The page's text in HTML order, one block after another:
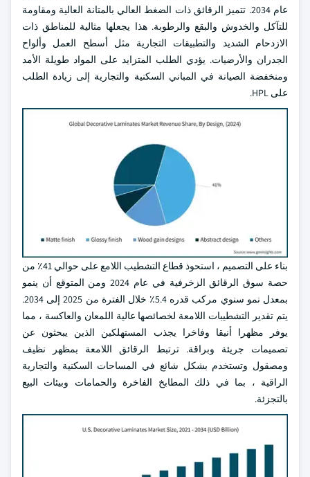
عام 2034. تتميز الرقائق ذات الضغط العالي بالمتانة العالية ومقاومة
للتآكل والخدوش والبقع والرطوبة. هذا يجعلها مثالية للمناطق ذات
الازدحام الشديد والتطبيقات التجارية مثل أسطح العمل وألواح
الجدران والأرضيات. يؤدي الطلب المتزايد على المواد طويلة الأمد
ومنخفضة الصيانة في المباني السكنية والتجارية إلى زيادة الطلب
على HPL.
بناء على التصميم ، استحوذ قطاع التشطيب اللامع على حوالي 41٪ من
حصة سوق الرقائق الزخرفية في عام 2024 ومن المتوقع أن ينمو
بمعدل نمو سنوي مركب قدره 5.4٪ خلال الفترة من 2025 إلى 2034.
يتم تقدير التشطيبات اللامعة لخصائصها عالية اللمعان والعاكسة ، مما
يوفر مظهرا أنيقا وفاخرا يجذب المستهلكين الذين يبحثون عن
تصميمات جريئة وبراقة. ترتبط الرقائق اللامعة بمظهر نظيف
ومصقول وتستخدم بشكل شائع في المساحات السكنية والتجارية
الراقية ، بما في ذلك المطابخ الفاخرة والحمامات وبيئات البيع
بالتجزئة.